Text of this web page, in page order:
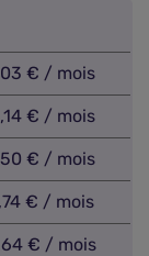
€ / mois
€ / mois
€ / mois
€ / mois
€ / mois